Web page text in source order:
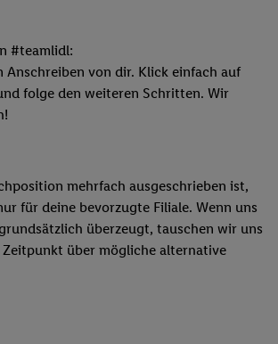
#teamlidl:
Anschreiben von dir. Klick einfach auf
folge den weiteren Schritten. Wir
mehrfach ausgeschrieben ist,
für deine bevorzugte Filiale. Wenn uns
überzeugt, tauschen wir uns
Zeitpunkt über mögliche alternative